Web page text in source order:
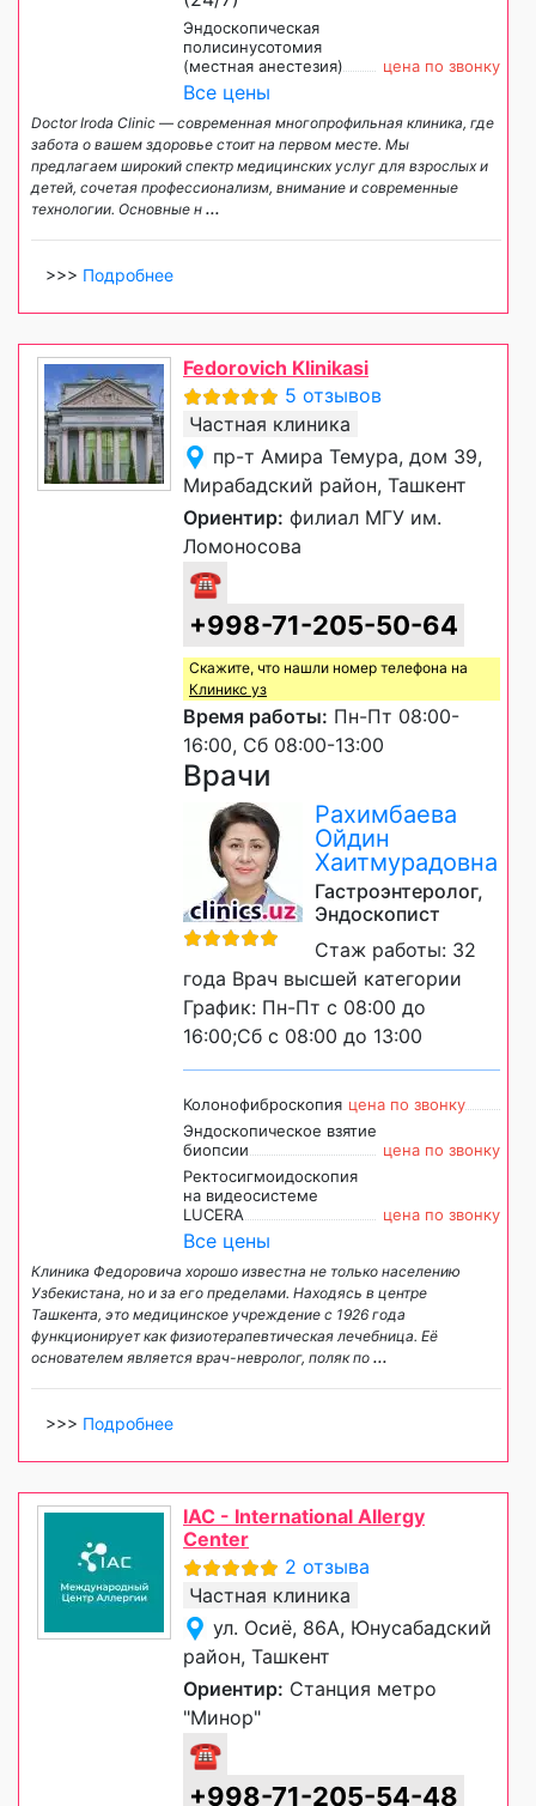
Эндоскопическая
полисинусотомия
(местная анестезия)
цена по звонку
Все цены
Doctor Iroda Clinic — современная многопрофильная клиника, где
забота о вашем здоровье стоит на первом месте. Мы
предлагаем широкий спектр медицинских услуг для взрослых и
детей, сочетая профессионализм, внимание и современные
технологии. Основные н ...
>>> Подробнее
Fedorovich Klinikasi
5 отзывов
Частная клиника
пр-т Амира Темура, дом 39,
Мирабадский район, Ташкент
Ориентир: филиал МГУ им.
Ломоносова
☎
+998-71-205-50-64
Скажите, что нашли номер телефона на
Клиникс уз
Время работы: Пн-Пт 08:00-
16:00, Сб 08:00-13:00
Врачи
Рахимбаева
Ойдин
Хаитмурадовна
Гастроэнтеролог,
Эндоскопист
Стаж работы: 32
года Врач высшей категории
График: Пн-Пт с 08:00 до
16:00;Сб с 08:00 до 13:00
Колонофиброскопия цена по звонку
Эндоскопическое взятие
биопсии
цена по звонку
Ректосигмоидоскопия
на видеосистеме
LUCERA
цена по звонку
Все цены
Клиника Федоровича хорошо известна не только населению
Узбекистана, но и за его пределами. Находясь в центре
Ташкента, это медицинское учреждение с 1926 года
функционирует как физиотерапевтическая лечебница. Её
основателем является врач-невролог, поляк по ...
>>> Подробнее
IAC - International Allergy
Center
2 отзыва
Частная клиника
ул. Осиё, 86А, Юнусабадский
район, Ташкент
Ориентир: Станция метро
"Минор"
☎
+998-71-205-54-48